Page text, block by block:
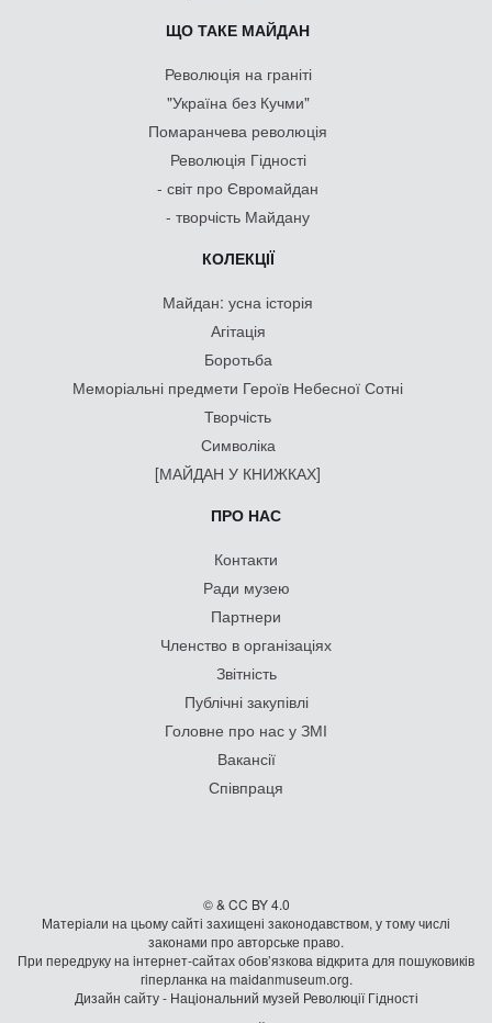
ЩО ТАКЕ МАЙДАН
Революція на граніті
"Україна без Кучми"
Помаранчева революція
Революція Гідності
- світ про Євромайдан
- творчість Майдану
КОЛЕКЦІЇ
Майдан: усна історія
Агітація
Боротьба
Меморіальні предмети Героїв Небесної Сотні
Творчість
Символіка
[МАЙДАН У КНИЖКАХ]
ПРО НАС
Контакти
Ради музею
Партнери
Членство в організаціях
Звітність
Публічні закупівлі
Головне про нас у ЗМІ
Вакансії
Співпраця
© & CC BY 4.0
Матеріали на цьому сайті захищені законодавством, у тому числі
законами про авторське право.
При передруку на iнтернет-сайтах обов’язкова відкрита для пошуковиків
гiперланка на maidanmuseum.org.
Дизайн сайту - Національний музей Революції Гідності